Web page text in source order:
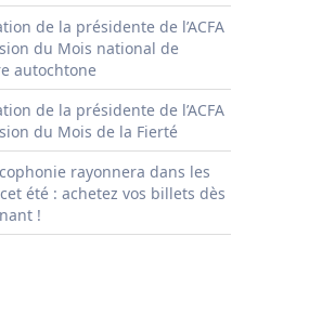
de la présidente de l’ACFA
du Mois national de
autochtone
de la présidente de l’ACFA
du Mois de la Fierté
rayonnera dans les
été : achetez vos billets dès
!